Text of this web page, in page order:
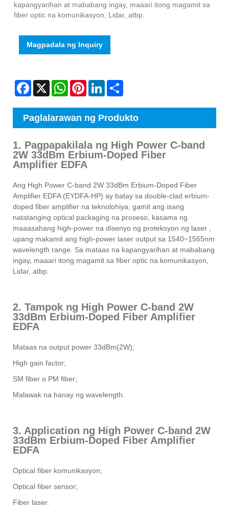
kapangyarihan at mababang ingay, maaari itong magamit sa
fiber optic na komunikasyon, Lidar, atbp.
Magpadala ng Inquiry
Facebook
X WhatsAppPinterestLinkedIn
Paglalarawan ng Produkto
1. Pagpapakilala ng High Power C-band
2W 33dBm Erbium-Doped Fiber
Amplifier EDFA
Ang High Power C-band 2W 33dBm Erbium-Doped Fiber
Amplifier EDFA (EYDFA-HP) ay batay sa double-clad erbium-
doped fiber amplifier na teknolohiya, gamit ang isang
natatanging optical packaging na proseso, kasama ng
maaasahang high-power na disenyo ng proteksyon ng laser ,
upang makamit ang high-power laser output sa 1540~1565nm
wavelength range. Sa mataas na kapangyarihan at mababang
ingay, maaari itong magamit sa fiber optic na komunikasyon,
Lidar, atbp.
2. Tampok ng High Power C-band 2W
33dBm Erbium-Doped Fiber Amplifier
EDFA
Mataas na output power 33dBm(2W);
High gain factor;
SM fiber o PM fiber;
Malawak na hanay ng wavelength.
3. Application ng High Power C-band 2W
33dBm Erbium-Doped Fiber Amplifier
EDFA
Optical fiber komunikasyon;
Optical fiber sensor;
Fiber laser.